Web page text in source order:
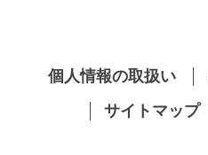
個人情報の取扱い
サイトマップ